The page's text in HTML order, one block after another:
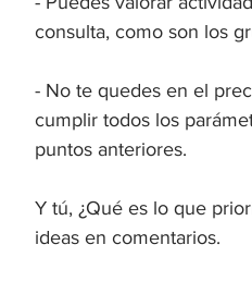
consulta, como son los
- No te quedes en el
cumplir todos los
puntos anteriores.
Y tú, ¿Qué es lo que
ideas en comentarios.